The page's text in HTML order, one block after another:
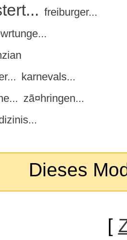
freiburger...
karnevals...
zã¤hringen...
Dieses
[